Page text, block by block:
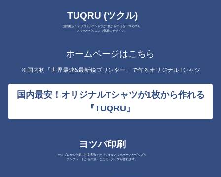
TUQRU (ツクル)
国内最安！オリジナルTシャツが1枚から作れる『TUQRU』
スマホやパソコンで気軽にデザイン。
ホームページはこちら
※国内初「世界最速&最新鋭プリンター」で作るオリジナルTシャツ
国内最安！オリジナルTシャツが1枚から作れる
『TUQRU』
ヨツバ印刷
セミプロから企業ご注文多数！オリジナルスマホケースやグッズを
テンプレートから作成。こだわりグッズが作れます。